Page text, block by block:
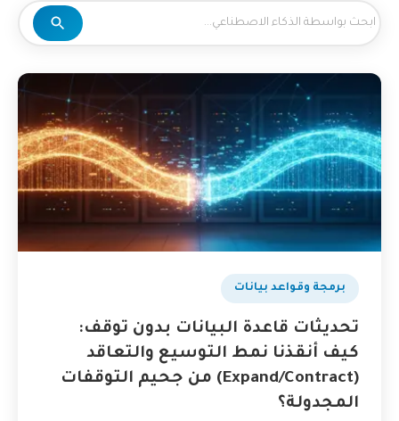
برمجة وقواعد بيانات
تحديثات قاعدة البيانات بدون توقف:
كيف أنقذنا نمط التوسيع والتعاقد
(Expand/Contract) من جحيم التوقفات
المجدولة؟